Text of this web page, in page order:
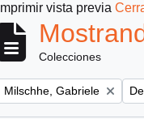
Imprimir vista previa
Colecciones
Remove filter:
Milschhe, Gabriele